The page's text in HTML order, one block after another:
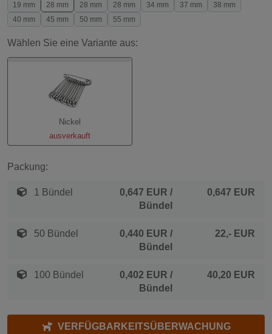
19 mm 28 mm 28 mm 28 mm 34 mm 37 mm
38 mm
40 mm
45 mm 50 mm 55 mm
Wählen Sie eine Variante aus:
Nickel
ausverkauft
Packung:
1 Bündel 0,647 EUR /
Bündel
0,647 EUR
50 Bündel 0,440 EUR /
Bündel
22,- EUR
100 Bündel 0,402 EUR /
Bündel
40,20 EUR
VERFÜGBARKEITSÜBERWACHUNG